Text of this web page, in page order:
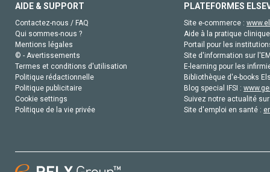
AIDE & SUPPORT
Contactez-nous / FAQ
Qui sommes-nous ?
Mentions légales
© - Avertissements
Termes et conditions d'utilisation
Politique rédactionnelle
Politique publicitaire
Cookie settings
Politique de la vie privée
PLATEFORMES
Site e-commerce :
Aide à la pratique
Portail pour les
Site d'information sur
E-learning pour les
Bibliothèque d'e-books
Blog special IFSI :
Suivez notre actualité
Site d'emploi en santé :